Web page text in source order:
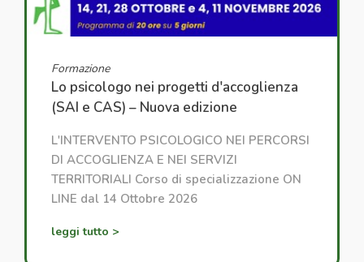
Formazione
Lo psicologo nei progetti d'accoglienza
(SAI e CAS) – Nuova edizione
L'INTERVENTO PSICOLOGICO NEI PERCORSI
DI ACCOGLIENZA E NEI SERVIZI
TERRITORIALI Corso di specializzazione ON
LINE dal 14 Ottobre 2026
leggi tutto >